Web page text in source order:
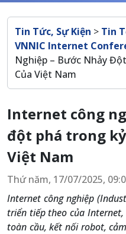
Breadcrumb
Tin Tức, Sự Kiện > Tin
VNNIC Internet
Nghiệp – Bước Nhảy
Của Việt Nam
Internet công
đột phá trong
Việt Nam
Thứ năm, 17/07/2025,
Internet công nghiệp
triển tiếp theo của
toàn cầu, kết nối robot,